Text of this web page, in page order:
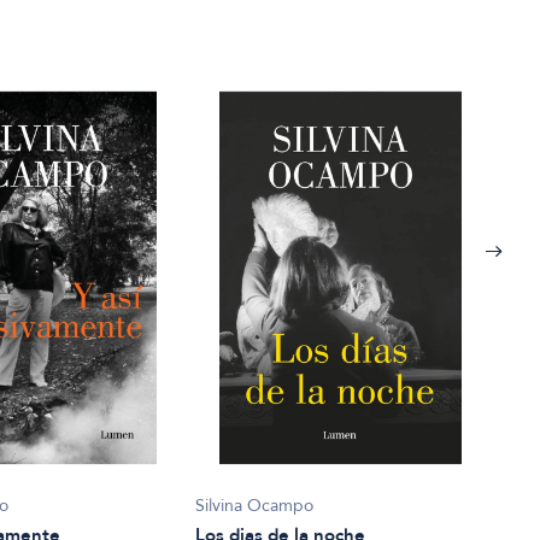
Silvina Ocampo
Los dias de la noche